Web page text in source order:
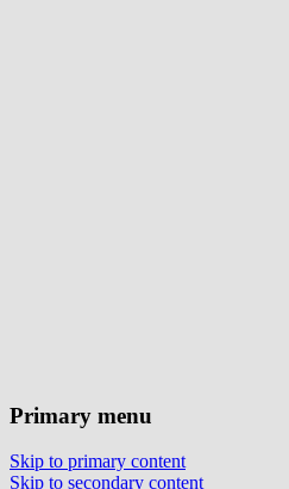
Primary menu
Skip to primary content
Skip to secondary content